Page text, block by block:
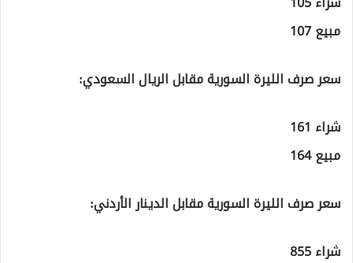
مبيع 107
سعر صرف الليرة السورية مقابل الريال السعودي:
شراء 161
مبيع 164
سعر صرف الليرة السورية مقابل الدينار الأردني:
شراء 855